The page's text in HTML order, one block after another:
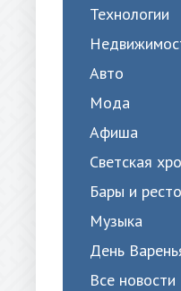
Технологии
Авто
Мода
Афиша
Светская
Бары и
Музыка
День
Все новости